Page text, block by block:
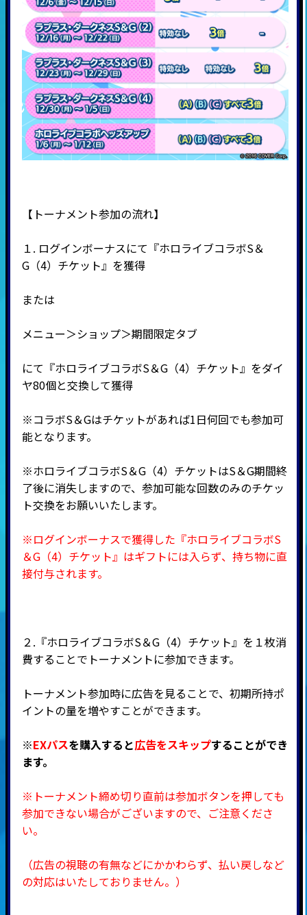
【トーナメント参加の流れ】
１. ログインボーナスにて『ホロライブコラボS＆
G（4）チケット』を獲得
または
メニュー＞ショップ＞期間限定タブ
にて『ホロライブコラボS＆G（4）チケット』をダイ
ヤ80個と交換して獲得
※コラボS＆Gはチケットがあれば1日何回でも参加可
能となります。
※ホロライブコラボS＆G（4）チケットはS＆G期間終
了後に消失しますので、参加可能な回数のみのチケッ
ト交換をお願いいたします。
※ログインボーナスで獲得した『ホロライブコラボS
＆G（4）チケット』はギフトには入らず、持ち物に直
接付与されます。
２.『ホロライブコラボS＆G（4）チケット』を１枚消
費することでトーナメントに参加できます。
トーナメント参加時に広告を見ることで、初期所持ポ
イントの量を増やすことができます。
※EXパスを購入すると広告をスキップすることができ
ます。
※トーナメント締め切り直前は参加ボタンを押しても
参加できない場合がございますので、ご注意くださ
い。
（広告の視聴の有無などにかかわらず、払い戻しなど
の対応はいたしておりません。）